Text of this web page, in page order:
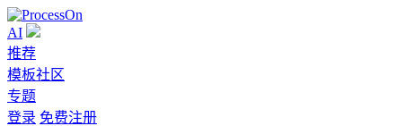
AI
推荐
模板社区
专题
登录 免费注册